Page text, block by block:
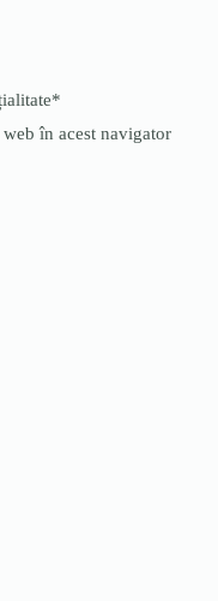
*
în acest navigator